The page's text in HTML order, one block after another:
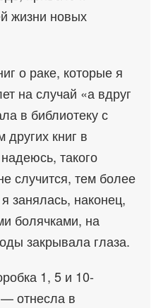
жизни новых
о раке, которые я
на случай «а вдруг
в библиотеку с
книг в
такого
случится, тем более
занялась, наконец,
болячками, на
закрывала глаза.
1, 5 и 10-
отнесла в